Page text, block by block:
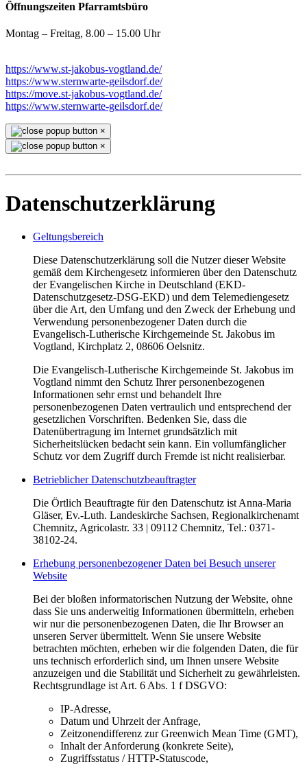
Öffnungszeiten Pfarramtsbüro
Montag – Freitag, 8.00 – 15.00 Uhr
https://www.st-jakobus-vogtland.de/
https://www.sternwarte-geilsdorf.de/
https://move.st-jakobus-vogtland.de/
https://www.sternwarte-geilsdorf.de/
×
×
Datenschutzerklärung
Geltungsbereich
Diese Datenschutzerklärung soll die Nutzer dieser Website
gemäß dem Kirchengesetz informieren über den Datenschutz
der Evangelischen Kirche in Deutschland (EKD-
Datenschutzgesetz-DSG-EKD) und dem Telemediengesetz
über die Art, den Umfang und den Zweck der Erhebung und
Verwendung personenbezogener Daten durch die
Evangelisch-Lutherische Kirchgemeinde St. Jakobus im
Vogtland, Kirchplatz 2, 08606 Oelsnitz.
Die Evangelisch-Lutherische Kirchgemeinde St. Jakobus im
Vogtland nimmt den Schutz Ihrer personenbezogenen
Informationen sehr ernst und behandelt Ihre
personenbezogenen Daten vertraulich und entsprechend der
gesetzlichen Vorschriften. Bedenken Sie, dass die
Datenübertragung im Internet grundsätzlich mit
Sicherheitslücken bedacht sein kann. Ein vollumfänglicher
Schutz vor dem Zugriff durch Fremde ist nicht realisierbar.
Betrieblicher Datenschutzbeauftragter
Die Örtlich Beauftragte für den Datenschutz ist Anna-Maria
Gläser, Ev.-Luth. Landeskirche Sachsen, Regionalkirchenamt
Chemnitz, Agricolastr. 33 | 09112 Chemnitz, Tel.: 0371-
38102-24.
Erhebung personenbezogener Daten bei Besuch unserer
Website
Bei der bloßen informatorischen Nutzung der Website, ohne
dass Sie uns anderweitig Informationen übermitteln, erheben
wir nur die personenbezogenen Daten, die Ihr Browser an
unseren Server übermittelt. Wenn Sie unsere Website
betrachten möchten, erheben wir die folgenden Daten, die für
uns technisch erforderlich sind, um Ihnen unsere Website
anzuzeigen und die Stabilität und Sicherheit zu gewährleisten.
Rechtsgrundlage ist Art. 6 Abs. 1 f DSGVO:
IP-Adresse,
Datum und Uhrzeit der Anfrage,
Zeitzonendifferenz zur Greenwich Mean Time (GMT),
Inhalt der Anforderung (konkrete Seite),
Zugriffsstatus / HTTP-Statuscode,